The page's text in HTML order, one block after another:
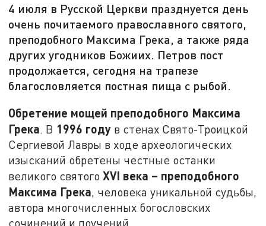
4 июля в Русской Церкви празднуется день
очень почитаемого православного святого,
преподобного Максима Грека, а также ряда
других угодников Божиих. Петров пост
продолжается, сегодня на трапезе
благословляется постная пища с рыбой.
Обретение мощей преподобного Максима
Грека. В 1996 году в стенах Свято-Троицкой
Сергиевой Лавры в ходе археологических
изысканий обретены честные останки
великого святогоXVI века – преподобного
Максима Грека, человека уникальной судьбы,
автора многочисленных богословских
сочинений и поучений.